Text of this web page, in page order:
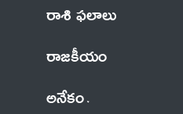
రాశి ఫలాలు
రాజకీయం
అనేకం